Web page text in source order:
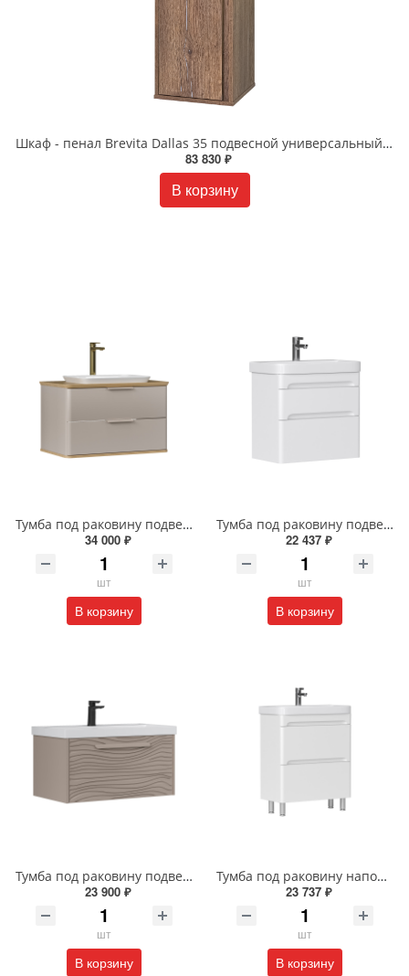
Шкаф - пенал Brevita Dallas 35 подвесной универсальный DAL-05035-31
83 830 ₽
В корзину
Тумба под раковину подвесная EQUIL Десерт 80.2Я/Desert 80.2Y с ручками в цвет амарок tpDSRT80.2Y-25R амарок/дуб
34 000 ₽
шт
В корзину
Тумба под раковину подвесная EQUIL Найс 70 см tpNICE70.2Y-05 белая
22 437 ₽
шт
В корзину
Тумба под раковину подвесная EQUIL Глеам 80.1Я/Gleam 80.1Y амарок/дуб вотан tpGLEAM80.1Y-25
23 900 ₽
шт
В корзину
Тумба под раковину напольная EQUIL Найс 60 см tnNICE60.2Y-05 белая
23 737 ₽
шт
В корзину